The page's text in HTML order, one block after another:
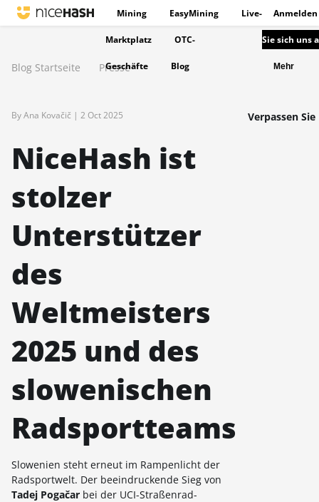
Mining EasyMining Live-
Marktplatz OTC-
Geschäfte Blog
Anmelden
Sie sich uns
Mehr
Blog Startseite Presse
By Ana Kovačič | 2 Oct 2025
NiceHash ist
stolzer
Unterstützer
des
Weltmeisters
2025 und des
slowenischen
Radsportteams
Slowenien steht erneut im Rampenlicht der
Radsportwelt. Der beeindruckende Sieg von
Tadej Pogačar bei der UCI-Straßenrad-
Verpassen